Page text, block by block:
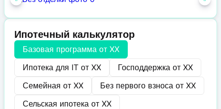
Ипотечный калькулятор
Базовая программа от XX
Ипотека для IT от XX Господдержка от XX
Семейная от XX Без первого взноса от XX
Сельская ипотека от XX